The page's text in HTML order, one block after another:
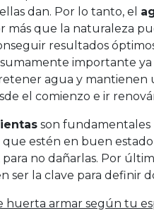
dan. Por lo tanto, el
más que la naturaleza
resultados
sumamente importante
agua y mantienen
el comienzo e ir
son fundamentales
estén en buen estado
no dañarlas. Por
ser la clave para definir
huerta armar según tu